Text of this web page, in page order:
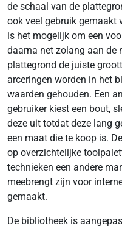
de schaal van de
ook veel gebruik gemaakt
is het mogelijk om een
daarna net zolang aan de
plattegrond de juiste
arceringen worden in het
waarden gehouden. Een
gebruiker kiest een bout,
deze uit totdat deze lang
een maat die te koop is.
op overzichtelijke
technieken een andere
meebrengt zijn voor
gemaakt.
De bibliotheek is